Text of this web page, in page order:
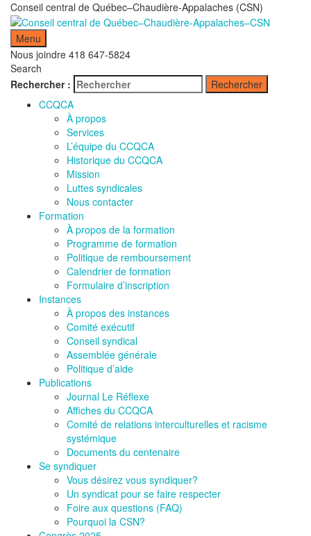
Conseil central de Québec–Chaudière-Appalaches (CSN)
Menu
Nous joindre 418 647-5824
Search
Rechercher :
Rechercher
CCQCA
À propos
Services
L’équipe du CCQCA
Historique du CCQCA
Mission
Luttes syndicales
Nous contacter
Formation
À propos de la formation
Programme de formation
Politique de remboursement
Calendrier de formation
Formulaire d’inscription
Instances
À propos des instances
Comité exécutif
Conseil syndical
Assemblée générale
Politique d’aide
Publications
Journal Le Réflexe
Affiches du CCQCA
Comité de relations interculturelles et racisme
systémique
Documents du centenaire
Se syndiquer
Vous désirez vous syndiquer?
Un syndicat pour se faire respecter
Foire aux questions (FAQ)
Pourquoi la CSN?